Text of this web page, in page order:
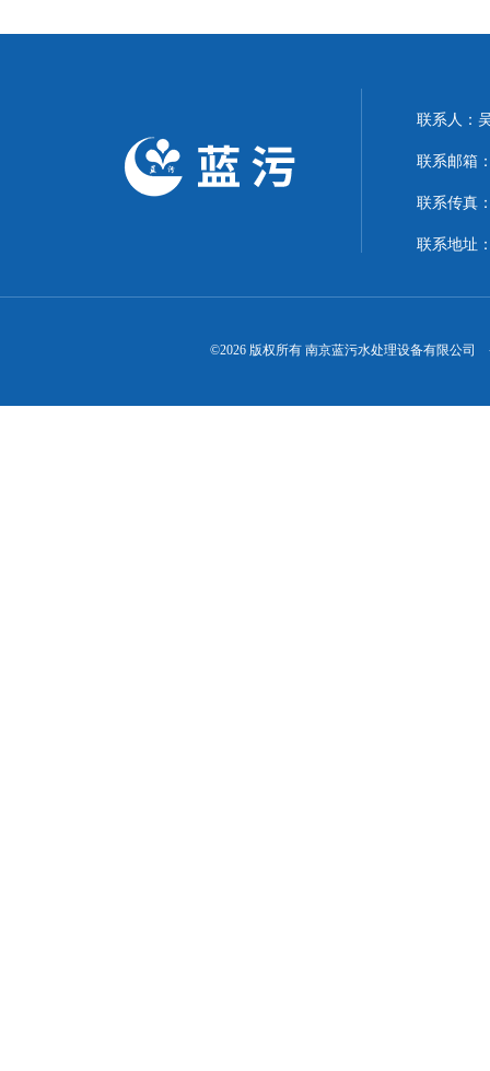
联系人：
联系邮箱
联系传真
联系地址
©2026 版权所有 南京蓝污水处理设备有限公司